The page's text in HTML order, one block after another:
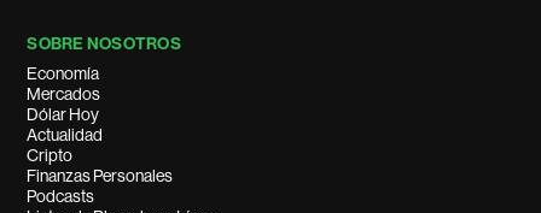
SOBRE NOSOTROS
Economía
Mercados
Dólar Hoy
Actualidad
Cripto
Finanzas Personales
Podcasts